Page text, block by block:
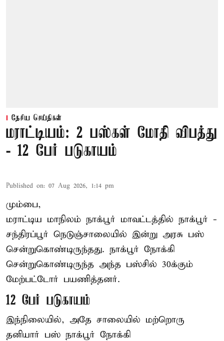
தேசிய செய்திகள்
மராட்டியம்: 2 பஸ்கள் மோதி விபத்து
- 12 பேர் படுகாயம்
Published on: 07 Aug 2026, 1:14 pm
மும்பை,
மராட்டிய மாநிலம் நாக்பூர் மாவட்டத்தில் நாக்பூர் -
சந்திரப்பூர் நெடுஞ்சாலையில் இன்று அரசு பஸ்
சென்றுகொண்டிருந்தது. நாக்பூர் நோக்கி
சென்றுகொண்டிருந்த அந்த பஸ்சில் 30க்கும்
மேற்பட்டோர் பயணித்தனர்.
12 பேர் படுகாயம்
இந்நிலையில், அதே சாலையில் மற்றொரு
தனியார் பஸ் நாக்பூர் நோக்கி